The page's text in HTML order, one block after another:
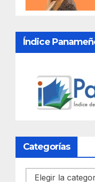
Índice
Categorías
Categorías